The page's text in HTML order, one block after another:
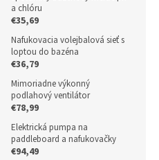
a chlóru
€35,69
Nafukovacia volejbalová sieť s
loptou do bazéna
€36,79
Mimoriadne výkonný
podlahový ventilátor
€78,99
Elektrická pumpa na
paddleboard a nafukovačky
€94,49